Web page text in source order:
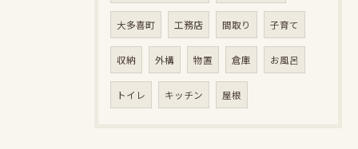
大多喜町 工務店 間取り 子育て
収納 外構 物置 倉庫 お風呂
トイレ キッチン 屋根